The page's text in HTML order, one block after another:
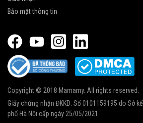
Bảo mật thông tin
Copyright © 2018 Mamamy. All rights reserved.
Giấy chứng nhận ĐKKD: Số 0101159195 do Sở
phố Hà Nội cấp ngày 25/05/2021